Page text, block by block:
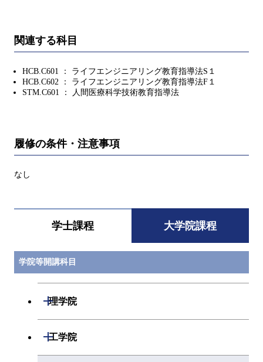
関連する科目
HCB.C601 ： ライフエンジニアリング教育指導法S１
HCB.C602 ： ライフエンジニアリング教育指導法F１
STM.C601 ： 人間医療科学技術教育指導法
履修の条件・注意事項
なし
学士課程 大学院課程
学院等開講科目
理学院
開閉
工学院
開閉